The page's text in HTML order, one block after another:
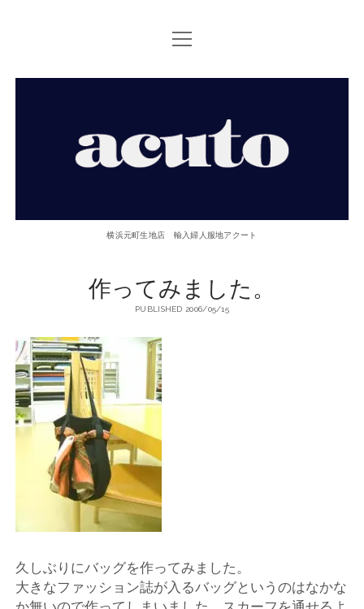
TOP PAGE
ACUTOについて
open
menu
元
地
店
輸
人
服
横浜元町生地店 輸入婦人服地アクート
作ってみました。
PUBLISHED 2006/05/15
久しぶりにバッグを作ってみました。
大きなファッション誌が入るバッグというのはなかな